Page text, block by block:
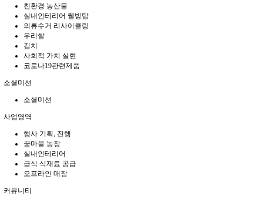
친환경 농산물
실내인테리어 웰빙탑
의류수거 리사이클링
우리쌀
김치
사회적 가치 실현
코로나19관련제품
소셜미션
소셜미션
사업영역
행사 기획, 진행
꿈마을 농장
실내인테리어
급식 식재료 공급
오프라인 매장
커뮤니티